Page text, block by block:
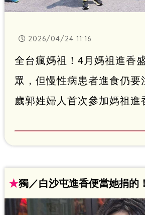
2026/04/24 11:16
全台瘋媽祖！4月媽祖進香
眾，但慢性病患者進食仍要
歲郭姓婦人首次參加媽祖進
信眾提供的甜粽、紅豆餅
按時服用糖尿病藥物與施
1800mg/dl，是標準值上限
為糖尿病酮酸中毒，所幸經
★獨／白沙屯進香便當她捐的